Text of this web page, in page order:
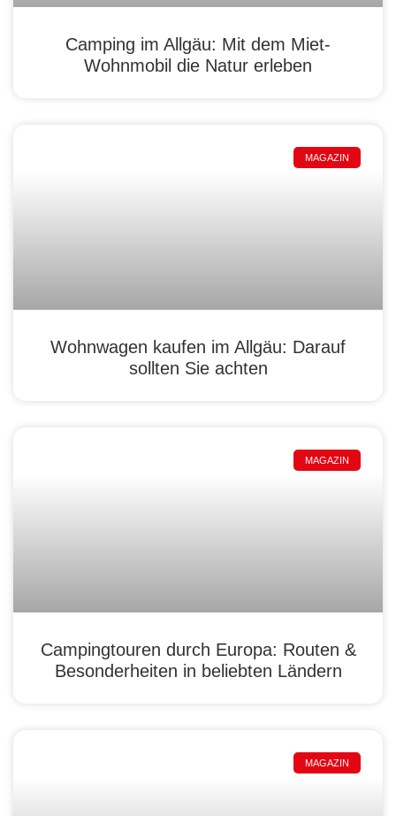
Camping im Allgäu: Mit dem Miet-
Wohnmobil die Natur erleben
MAGAZIN
Wohnwagen kaufen im Allgäu: Darauf
sollten Sie achten
MAGAZIN
Campingtouren durch Europa: Routen &
Besonderheiten in beliebten Ländern
MAGAZIN